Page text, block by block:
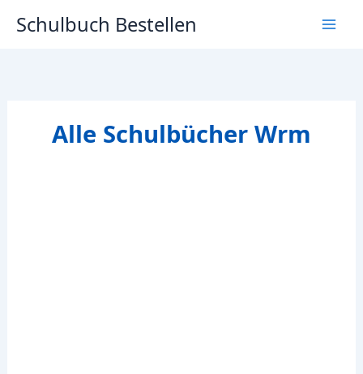
InhaltSchulbuch Bestellen
Alle Schulbücher Wrm